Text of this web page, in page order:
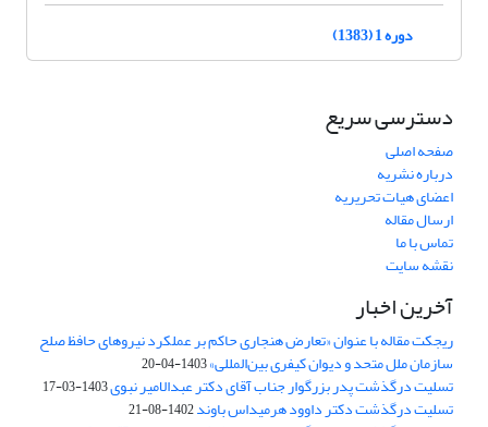
دوره 1 (1383)
دسترسی سریع
صفحه اصلی
درباره نشریه
اعضای هیات تحریریه
ارسال مقاله
تماس با ما
نقشه سایت
آخرین اخبار
ریجکت مقاله با عنوان «تعارض هنجاری حاکم بر عملکرد نیروهای حافظ صلح
سازمان ملل متحد و دیوان کیفری بین‌المللی»1403-04-20
تسلیت درگذشت پدر بزرگوار جناب آقای دکتر عبدالامیر نبوی1403-03-17
تسلیت درگذشت دکتر داوود هرمیداس باوند1402-08-21